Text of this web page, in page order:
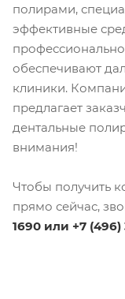
полирами,
эффективные
обеспечивают
клиники.
предлагает
дентальные
внимания!
Чтобы получить
прямо сейчас,
1690 или +7 (496)